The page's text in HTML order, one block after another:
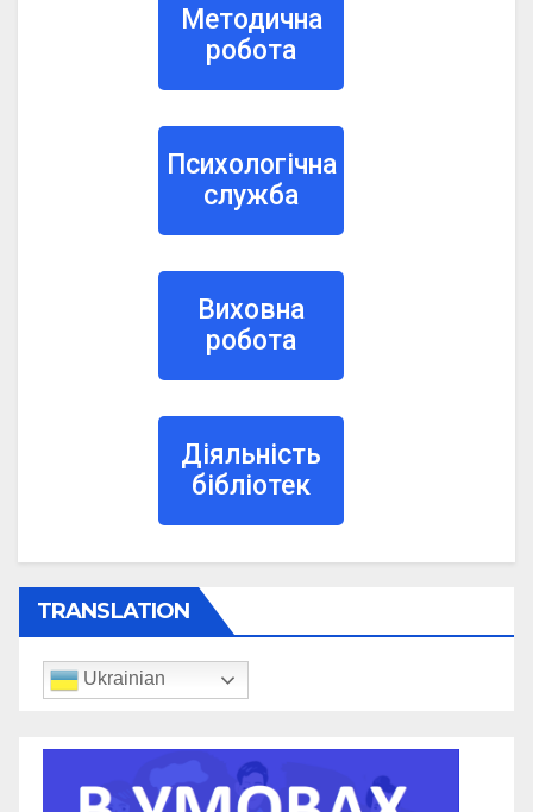
Методична
робота
Психологічна
служба
Виховна
робота
Діяльність
бібліотек
TRANSLATION
Ukrainian